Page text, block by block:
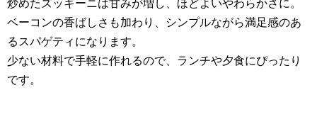
炒めたズッキーニは甘みが増し、ほどよいやわらかさに。
ベーコンの香ばしさも加わり、シンプルながら満足感のあ
るスパゲティになります。
少ない材料で手軽に作れるので、ランチや夕食にぴったり
です。